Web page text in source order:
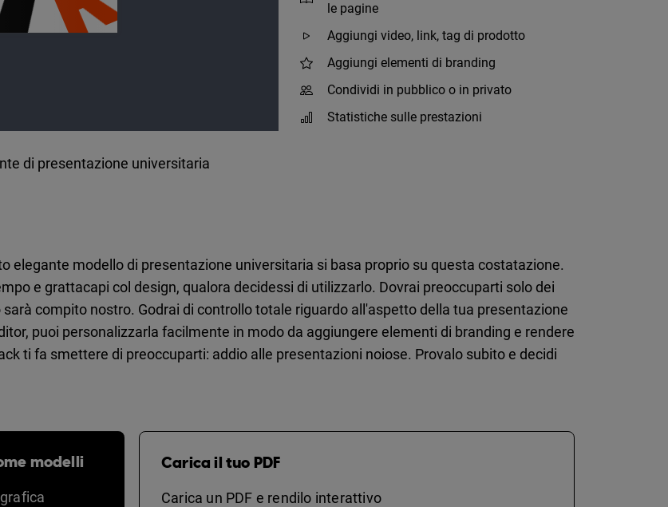
le pagine
Aggiungi video, link, tag di prodotto
Aggiungi elementi di branding
Condividi in pubblico o in privato
Statistiche sulle prestazioni
di presentazione universitaria
elegante modello di presentazione universitaria si basa proprio su questa costatazione.
e grattacapi col design, qualora decidessi di utilizzarlo. Dovrai preoccuparti solo dei
compito nostro. Godrai di controllo totale riguardo all'aspetto della tua presentazione
puoi personalizzarla facilmente in modo da aggiungere elementi di branding e rendere
ti fa smettere di preoccuparti: addio alle presentazioni noiose. Provalo subito e decidi
modelli Carica il tuo PDF
Carica un PDF e rendilo interattivo